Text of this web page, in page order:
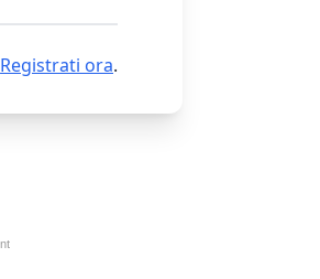
Registrati ora.